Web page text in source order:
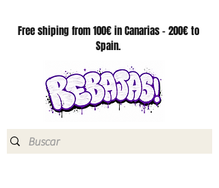
SKATE SHOP
Free shiping from 100€ in Canarias - 200€ to
Spain.